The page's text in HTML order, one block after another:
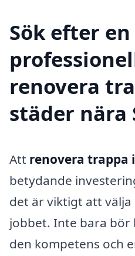
Sök efter en
renovera
städer nära
Att renovera trappa
betydande
det är viktigt att
jobbet. Inte bara bör
den kompetens och